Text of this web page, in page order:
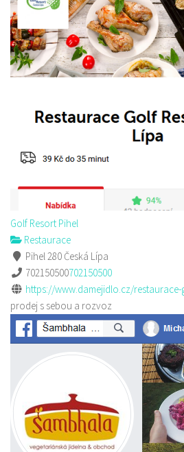
Golf Resort Pihel
Restaurace
Pihel 280 Česká Lípa
702150500702150500
https://www.damejidlo.cz/restaurace-
prodej s sebou a rozvoz